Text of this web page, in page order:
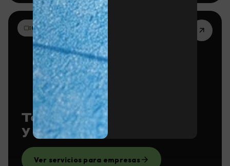
03 · RODAJES
Team building, eventos
y spots para rodajes
Ver servicios para empresas